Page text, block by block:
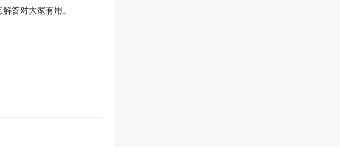
答对大家有用。